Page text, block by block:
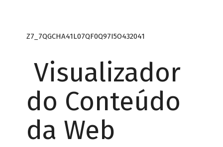
Z7_7QGCHA41L07QF0Q97I5O432041
Visualizador
do Conteúdo
da Web